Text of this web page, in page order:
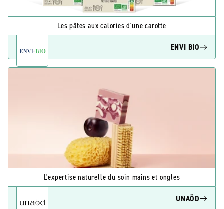
Les pâtes aux calories d'une carotte
ENVI BIO
L'expertise naturelle du soin mains et ongles
UNAÖD